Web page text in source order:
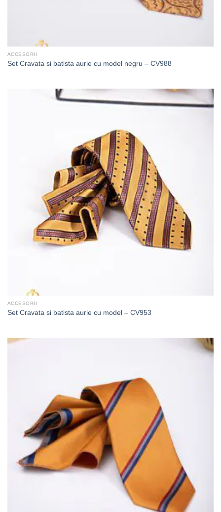
ACCESORII
Set Cravata si batista aurie cu model negru – CV988
ACCESORII
Set Cravata si batista aurie cu model – CV953